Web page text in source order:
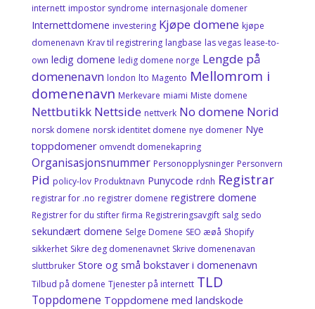
internett impostor syndrome internasjonale domener
Internettdomene investering Kjøpe domene kjøpe
domenenavn Krav til registrering langbase las vegas lease-to-
own ledig domene ledig domene norge Lengde på
domenenavn london lto Magento Mellomrom i
domenenavn Merkevare miami Miste domene
Nettbutikk Nettside nettverk No domene Norid
norsk domene norsk identitet domene nye domener Nye
toppdomener omvendt domenekapring
Organisasjonsnummer Personopplysninger Personvern
Pid policy-lov Produktnavn Punycode rdnh Registrar
registrar for .no registrer domene registrere domene
Registrer for du stifter firma Registreringsavgift salg sedo
sekundært domene Selge Domene SEO æøå Shopify
sikkerhet Sikre deg domenenavnet Skrive domenenavan
sluttbruker Store og små bokstaver i domenenavn
Tilbud på domene Tjenester på internett TLD
Toppdomene Toppdomene med landskode